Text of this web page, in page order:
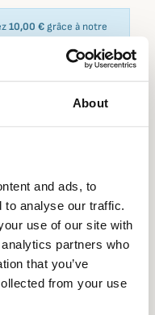
About
and ads, to
to analyse our traffic.
use of our site with
partners who
that you’ve
from your use
10,00 € grâce à notre
veste